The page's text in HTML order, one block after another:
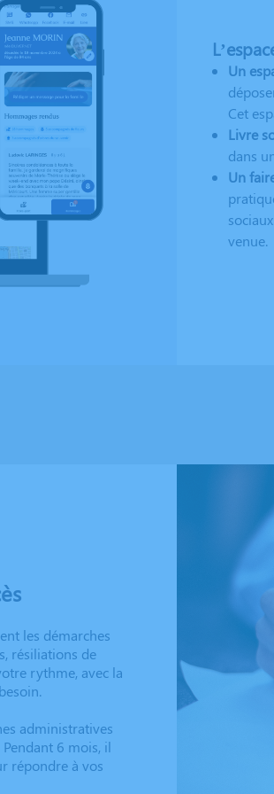
Un
Cet
Livre
dans
Un
venue.
les démarches
résiliations de
rythme, avec la
administratives
6 mois, il
répondre à vos